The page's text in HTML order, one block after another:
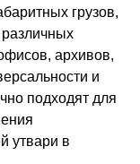
грузов,
различных
архивов,
и
подходят для
утвари в